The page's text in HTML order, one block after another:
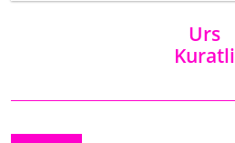
Urs
Kuratli